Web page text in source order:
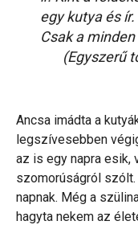
egy kutya és
Csak a minden
(Egyszerű
Ancsa imádta a
legszívesebben
az is egy napra esik,
szomorúságról
napnak. Még a
hagyta nekem az